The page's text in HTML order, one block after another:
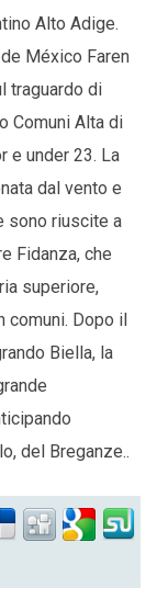
Alto Adige.
México Faren
traguardo di
Comuni Alta di
e under 23. La
dal vento e
sono riuscite a
Fidanza, che
superiore,
Dopo il
Biella, la
del Breganze..